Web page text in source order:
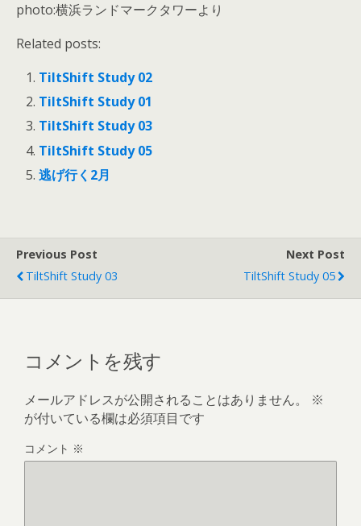
photo:横浜ランドマークタワーより
Related posts:
TiltShift Study 02
TiltShift Study 01
TiltShift Study 03
TiltShift Study 05
逃げ行く2月
Previous Post
TiltShift Study 03
Next Post
TiltShift Study 05
コメントを残す
メールアドレスが公開されることはありません。
※
が付いている欄は必須項目です
コメント ※